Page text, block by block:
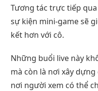
Tương tác trực tiếp
sự kiện mini-game sẽ
kết hơn với cô.
Những buổi live này
mà còn là nơi xây
nơi người xem có thể